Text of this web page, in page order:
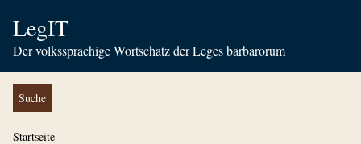
LegIT
Der volkssprachige Wortschatz der Leges barbarorum
Suche
Startseite